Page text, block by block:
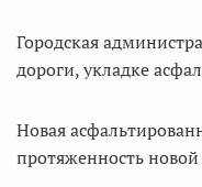
Городская
дороги, укладке
Новая
протяженность